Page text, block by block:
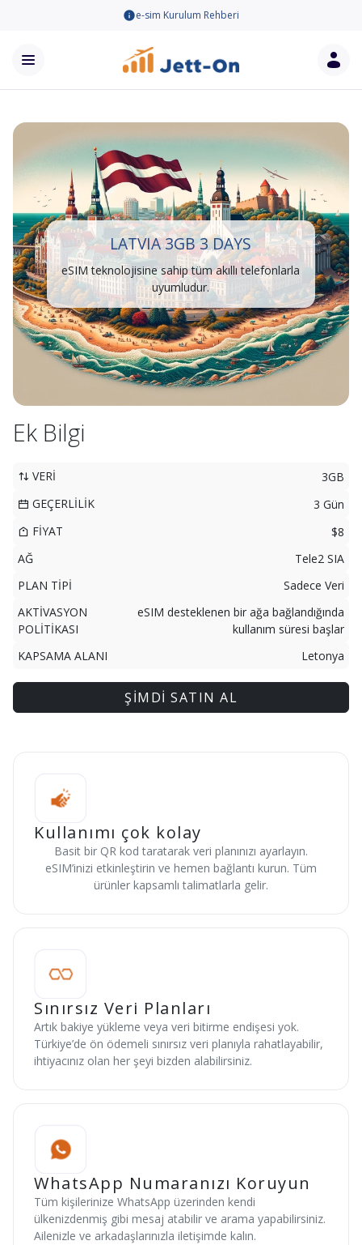
e-sim Kurulum Rehberi
LATVIA 3GB 3 DAYS
eSIM teknolojisine sahip tüm akıllı telefonlarla
uyumludur.
Ek Bilgi
VERİ
3GB
GEÇERLİLİK
3 Gün
FİYAT
$8
AĞ
Tele2 SIA
PLAN TİPİ
Sadece Veri
AKTİVASYON
POLİTİKASI
eSIM desteklenen bir ağa bağlandığında
kullanım süresi başlar
KAPSAMA ALANI
Letonya
ŞİMDİ SATIN AL
Kullanımı çok kolay
Basit bir QR kod taratarak veri planınızı ayarlayın.
eSIM’inizi etkinleştirin ve hemen bağlantı kurun. Tüm
ürünler kapsamlı talimatlarla gelir.
Sınırsız Veri Planları
Artık bakiye yükleme veya veri bitirme endişesi yok.
Türkiye’de ön ödemeli sınırsız veri planıyla rahatlayabilir,
ihtiyacınız olan her şeyi bizden alabilirsiniz.
WhatsApp Numaranızı Koruyun
Tüm kişilerinize WhatsApp üzerinden kendi
ülkenizdenmiş gibi mesaj atabilir ve arama yapabilirsiniz.
Ailenizle ve arkadaşlarınızla iletişimde kalın.